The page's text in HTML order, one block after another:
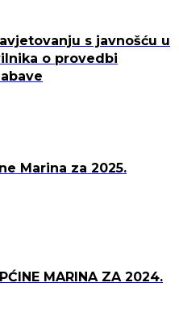
s javnošću u
o provedbi
Marina za 2025.
MARINA ZA 2024.